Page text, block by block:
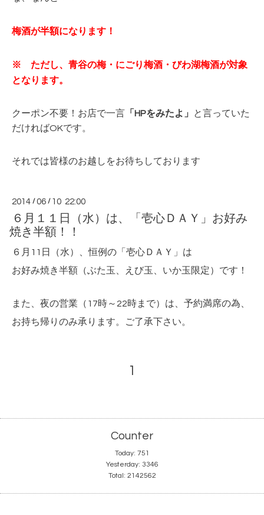
梅酒が半額になります！
※ ただし、青谷の梅・にごり梅酒・びわ湖梅酒が対象
となります。
クーポン不要！お店で一言 「HPをみたよ」
と言っていた
だければOKです。
それでは皆様のお越しをお待ちしております
2014 /06 / 10 22:00
６月１１日（水）は、「壱心ＤＡＹ」お好み
焼き半額！！
６月11日（水）、恒例の「壱心ＤＡＹ」は
お好み焼き半額（ぶた玉、えび玉、いか玉限定）です！
また、夜の営業（17時～22時まで）は、予約満席の為、
お持ち帰りのみ承ります。ご了承下さい。
1
Counter
Today: 751
Yesterday: 3346
Total: 2142562